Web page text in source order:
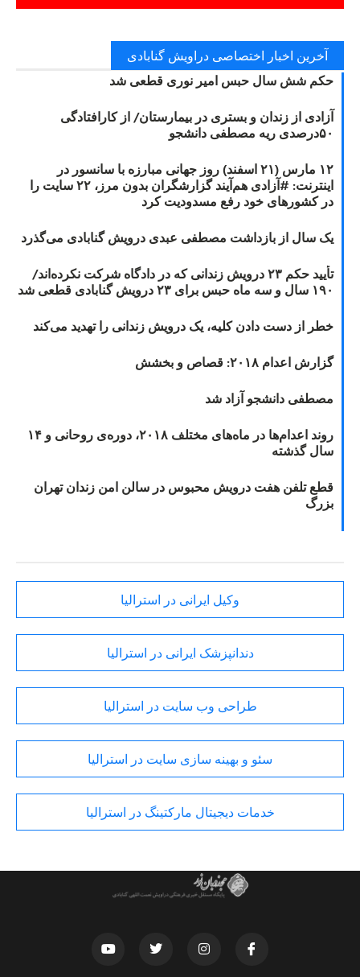
آخرین اخبار اختصاصی دراویش گنابادی
حکم شش سال حبس امیر نوری قطعی شد
آزادی از زندان و بستری در بیمارستان/ از کارافتادگی
۵۰درصدی ریه مصطفی دانشجو
۱۲ مارس (۲۱ اسفند) روز جهانی مبارزه با سانسور در
اینترنت: #آزادی هم‌آیند گزارشگران‌ بدون مرز، ۲۲ سایت را
در کشورهای خود رفع مسدودیت کرد
یک سال از بازداشت مصطفی عبدی درویش گنابادی می‌گذرد
تأیید حکم ۲۳ درویش زندانی که در دادگاه شرکت نکرده‌اند/
۱۹۰ سال و سه ماه حبس برای ۲۳ درویش گنابادی قطعی شد
خطر از دست دادن کلیه، یک درویش زندانی را تهدید می‌کند
گزارش اعدام ۲۰۱۸: قصاص و بخشش
مصطفی دانشجو آزاد شد
روند اعدام‌ها در ماه‌های مختلف ۲۰۱۸، دوره‌ی روحانی و ۱۴
سال گذشته
قطع تلفن هفت درویش محبوس در سالن امن زندان تهران
بزرگ
وکیل ایرانی در استرالیا
دندانپزشک ایرانی در استرالیا
طراحی وب سایت در استرالیا
سئو و بهینه سازی سایت در استرالیا
خدمات دیجیتال مارکتینگ در استرالیا